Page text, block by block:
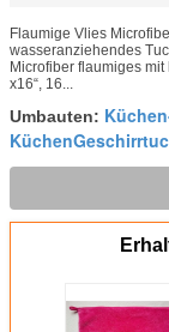
Flaumige Vlies
wasseranziehendes
Microfiber flaumiges
x16“, 16...
Umbauten: